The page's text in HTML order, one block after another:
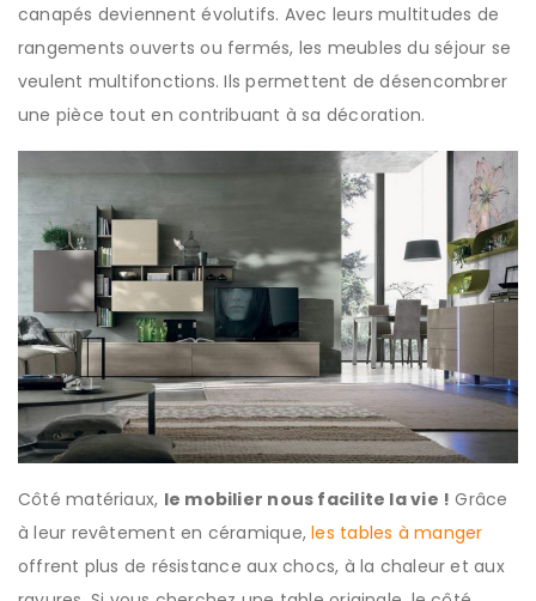
canapés deviennent évolutifs. Avec leurs multitudes de
rangements ouverts ou fermés, les meubles du séjour se
veulent multifonctions. Ils permettent de désencombrer
une pièce tout en contribuant à sa décoration.
Côté matériaux, le mobilier nous facilite la vie ! Grâce
à leur revêtement en céramique,les tables à manger
offrent plus de résistance aux chocs, à la chaleur et aux